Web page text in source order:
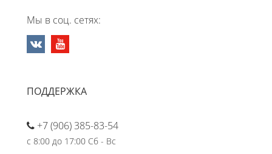
Мы в соц. сетях:
ПОДДЕРЖКА
+7 (906) 385-83-54
с 8:00 до 17:00 Сб - Вс